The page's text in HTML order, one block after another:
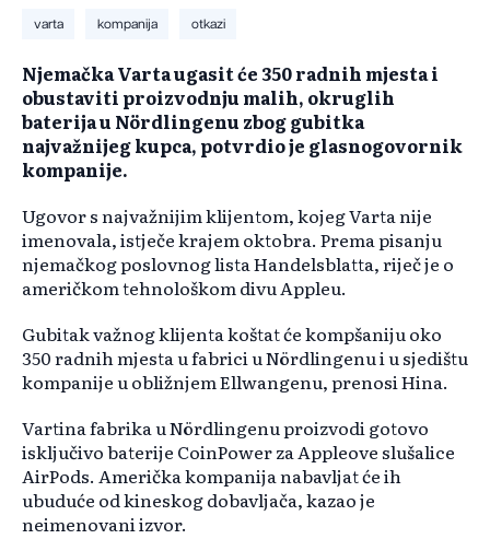
varta kompanija otkazi
Njemačka Varta ugasit će 350 radnih mjesta i
obustaviti proizvodnju malih, okruglih
baterija u Nördlingenu zbog gubitka
najvažnijeg kupca, potvrdio je glasnogovornik
kompanije.
Ugovor s najvažnijim klijentom, kojeg Varta nije
imenovala, istječe krajem oktobra. Prema pisanju
njemačkog poslovnog lista Handelsblatta, riječ je o
američkom tehnološkom divu Appleu.
Gubitak važnog klijenta koštat će kompšaniju oko
350 radnih mjesta u fabrici u Nördlingenu i u sjedištu
kompanije u obližnjem Ellwangenu, prenosi Hina.
Vartina fabrika u Nördlingenu proizvodi gotovo
isključivo baterije CoinPower za Appleove slušalice
AirPods. Američka kompanija nabavljat će ih
ubuduće od kineskog dobavljača, kazao je
neimenovani izvor.